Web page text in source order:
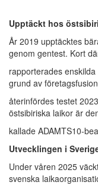
Upptäckt hos
År 2019 upptäcktes
genom gentest. Kort
rapporterades
grund av
återinfördes testet
östsibiriska laikor är
kallade ADAMTS10-
Utvecklingen i
Under våren 2025
svenska